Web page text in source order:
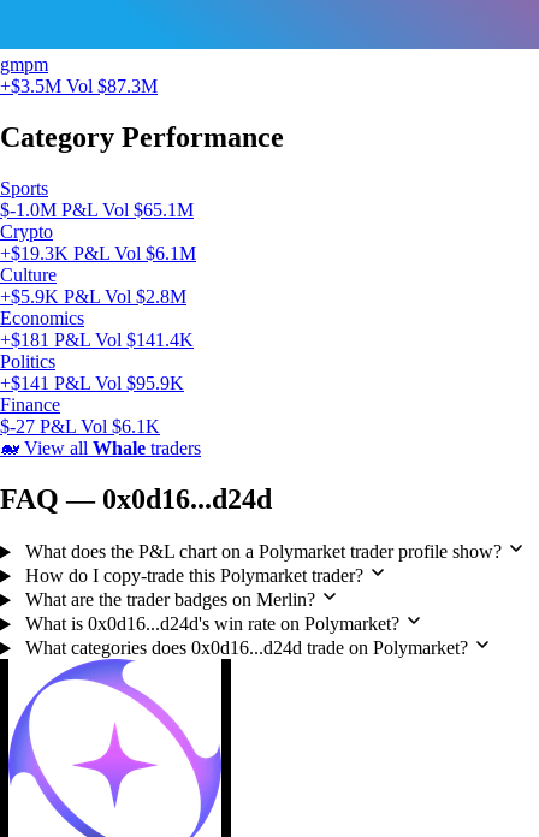
gmpm
+$3.5M Vol $87.3M
Category Performance
Sports
$-1.0M P&L Vol $65.1M
Crypto
+$19.3K P&L Vol $6.1M
Culture
+$5.9K P&L Vol $2.8M
Economics
+$181 P&L Vol $141.4K
Politics
+$141 P&L Vol $95.9K
Finance
$-27 P&L Vol $6.1K
🐋 View all Whale traders
FAQ — 0x0d16...d24d
What does the P&L chart on a Polymarket trader profile show?
How do I copy-trade this Polymarket trader?
What are the trader badges on Merlin?
What is 0x0d16...d24d's win rate on Polymarket?
What categories does 0x0d16...d24d trade on Polymarket?